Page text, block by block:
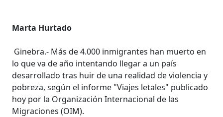
Marta Hurtado
Ginebra.- Más de 4.000 inmigrantes han muerto en
lo que va de año intentando llegar a un país
desarrollado tras huir de una realidad de violencia y
pobreza, según el informe "Viajes letales" publicado
hoy por la Organización Internacional de las
Migraciones (OIM).